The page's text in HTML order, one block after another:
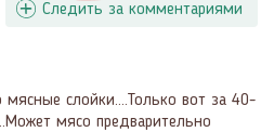
Следить за комментариями
слойки....Только вот за 40-
мясо предварительно